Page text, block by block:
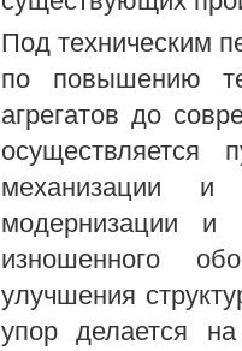
Под техническим
по повышению
агрегатов до
осуществляется
механизации и
модернизации
изношенного
улучшения
упор делается